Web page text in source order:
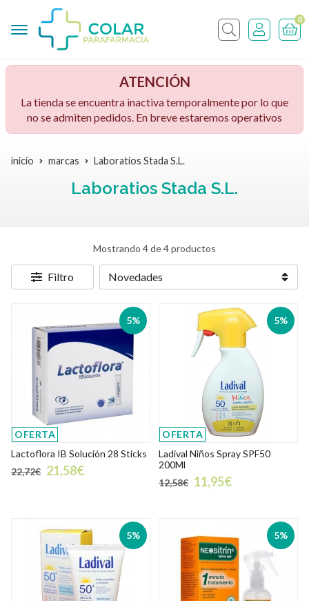
Buscar
0
ATENCIÓN
La tienda se encuentra inactiva temporalmente por lo que
no se admiten pedidos. En breve estaremos operativos
inicio marcas Laboratios Stada S.L.
Laboratios Stada S.L.
Mostrando 4 de 4 productos
Filtro
5%
OFERTA
Lactoflora IB Solución 28 Sticks
22,72€ 21,58€
5%
OFERTA
Ladival Niños Spray SPF50
200Ml
12,58€ 11,95€
5% 5%